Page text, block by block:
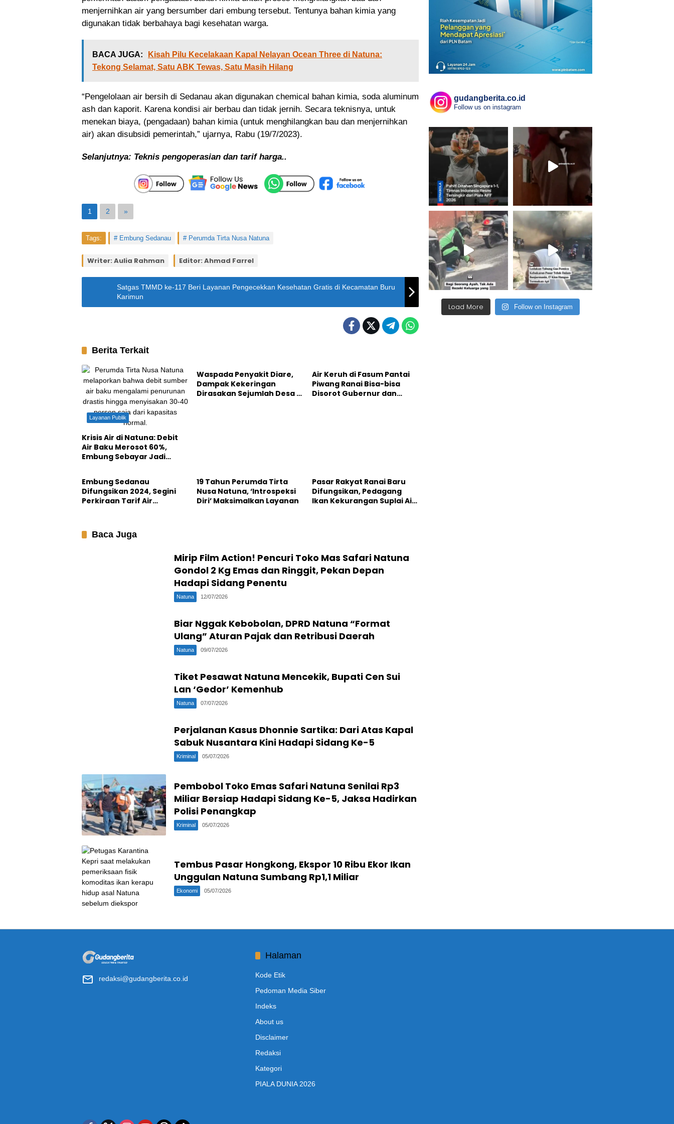
menjernihkan air yang bersumber dari embung tersebut. Tentunya bahan kimia yang
digunakan tidak berbahaya bagi kesehatan warga.
BACA JUGA:
Kisah Pilu Kecelakaan Kapal Nelayan Ocean Three di Natuna:
Tekong Selamat, Satu ABK Tewas, Satu Masih Hilang
“Pengelolaan air bersih di Sedanau akan digunakan chemical bahan kimia, soda aluminum
ash dan kaporit. Karena kondisi air berbau dan tidak jernih. Secara teknisnya, untuk
menekan biaya, (pengadaan) bahan kimia (untuk menghilangkan bau dan menjernihkan
air) akan disubsidi pemerintah,” ujarnya, Rabu (19/7/2023).
Selanjutnya: Teknis pengoperasian dan tarif harga..
1 2 »
Tags: Embung Sedanau Perumda Tirta Nusa Natuna
Writer: Aulia Rahman Editor: Ahmad Farrel
Satgas TMMD ke-117 Beri Layanan Pengecekkan Kesehatan Gratis di Kecamatan Buru
Karimun
Berita Terkait
Layanan Publik
Krisis Air di Natuna: Debit
Air Baku Merosot 60%,
Embung Sebayar Jadi
Waspada Penyakit Diare,
Dampak Kekeringan
Dirasakan Sejumlah Desa di
Air Keruh di Fasum Pantai
Piwang Ranai Bisa-bisa
Disorot Gubernur dan
Embung Sedanau
Difungsikan 2024, Segini
Perkiraan Tarif Air
19 Tahun Perumda Tirta
Nusa Natuna, ‘Introspeksi
Diri’ Maksimalkan Layanan
Pasar Rakyat Ranai Baru
Difungsikan, Pedagang
Ikan Kekurangan Suplai Air
Baca Juga
Mirip Film Action! Pencuri Toko Mas Safari Natuna
Gondol 2 Kg Emas dan Ringgit, Pekan Depan
Hadapi Sidang Penentu
Natuna 12/07/2026
Biar Nggak Kebobolan, DPRD Natuna “Format
Ulang” Aturan Pajak dan Retribusi Daerah
Natuna 09/07/2026
Tiket Pesawat Natuna Mencekik, Bupati Cen Sui
Lan ‘Gedor’ Kemenhub
Natuna 07/07/2026
Perjalanan Kasus Dhonnie Sartika: Dari Atas Kapal
Sabuk Nusantara Kini Hadapi Sidang Ke-5
Kriminal 05/07/2026
Pembobol Toko Emas Safari Natuna Senilai Rp3
Miliar Bersiap Hadapi Sidang Ke-5, Jaksa Hadirkan
Polisi Penangkap
Kriminal 05/07/2026
Tembus Pasar Hongkong, Ekspor 10 Ribu Ekor Ikan
Unggulan Natuna Sumbang Rp1,1 Miliar
Ekonomi 05/07/2026
gudangberita.co.id
Follow us on instagram
Load More Follow on Instagram
redaksi@gudangberita.co.id
Halaman
Kode Etik
Pedoman Media Siber
Indeks
About us
Disclaimer
Redaksi
Kategori
PIALA DUNIA 2026